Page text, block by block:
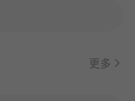
更多